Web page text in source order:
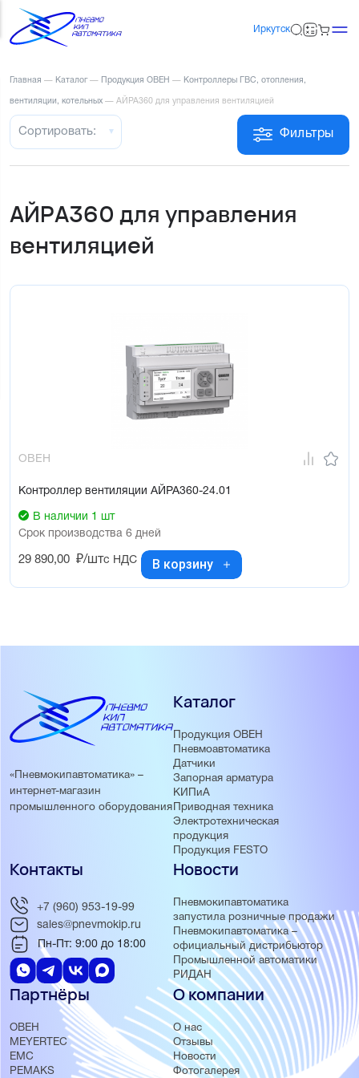
Иркутск
Главная — Каталог — Продукция ОВЕН — Контроллеры ГВС, отопления,
вентиляции, котельных — АЙРА360 для управления вентиляцией
Фильтры
Сортировать:
АЙРА360 для управления
вентиляцией
ОВЕН
Контроллер вентиляции АЙРА360-24.01
В наличии 1 шт
Срок производства 6 дней
29 890,00 ₽/штс НДС В корзину
«Пневмокипавтоматика» –
интернет-магазин
промышленного оборудования
Каталог
Продукция ОВЕН
Пневмоавтоматика
Датчики
Запорная арматура
КИПиА
Приводная техника
Электротехническая
продукция
Продукция FESTO
Новости
Пневмокипавтоматика
запустила розничные продажи
Пневмокипавтоматика –
официальный дистрибьютор
Промышленной автоматики
РИДАН
Партнёры
ОВЕН
MEYERTEC
EMC
PEMAKS
О компании
О нас
Отзывы
Новости
Фотогалерея
Контакты
+7 (960) 953-19-99
sales@pnevmokip.ru
Пн-Пт: 9:00 до 18:00